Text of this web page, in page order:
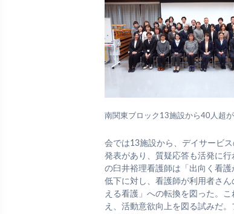
南関東ブロック13施設から40人超
会では13施設から、デイサービ
発表があり、質疑応答も活発に
の臼井裕理看護師は「出向く看
低下に対し、看護師が利用者さ
える看護」への転換を図った。
え、活動意欲向上を図る試みだ